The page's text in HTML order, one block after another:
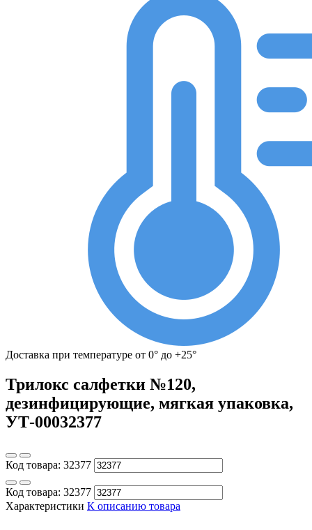
Доставка при температуре от 0° до +25°
Трилокс салфетки №120,
дезинфицирующие, мягкая упаковка,
УТ-00032377
Код товара: 32377
Код товара: 32377
Характеристики К описанию товара